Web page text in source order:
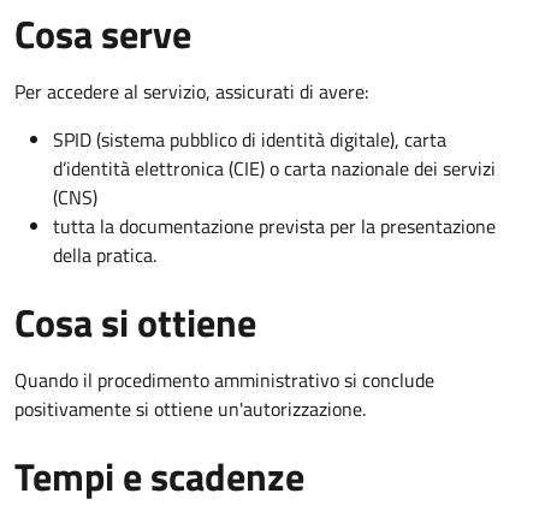
Cosa serve
Per accedere al servizio, assicurati di avere:
SPID (sistema pubblico di identità digitale), carta
d’identità elettronica (CIE) o carta nazionale dei servizi
(CNS)
tutta la documentazione prevista per la presentazione
della pratica.
Cosa si ottiene
Quando il procedimento amministrativo si conclude
positivamente si ottiene un'autorizzazione.
Tempi e scadenze